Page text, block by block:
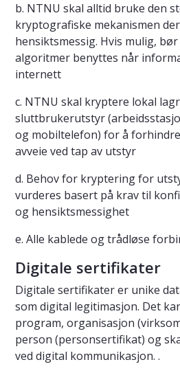
b. NTNU skal alltid bruke den
kryptografiske mekanismen
hensiktsmessig. Hvis mulig,
algoritmer benyttes når
internett
c. NTNU skal kryptere lokal
sluttbrukerutstyr
og mobiltelefon) for å
avveie ved tap av utstyr
d. Behov for kryptering for
vurderes basert på krav til
og hensiktsmessighet
e. Alle kablede og trådløse
Digitale sertifikater
Digitale sertifikater er unike
som digital legitimasjon. Det
program, organisasjon
person (personsertifikat) og
ved digital kommunikasjon. .